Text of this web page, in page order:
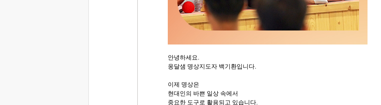
안녕하세요.
옹달샘 명상지도자 백기환입니다.
이제 명상은
현대인의 바쁜 일상 속에서
중요한 도구로 활용되고 있습니다.